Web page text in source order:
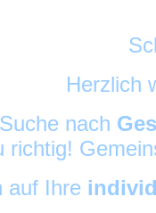
Herzlich
nach
richtig!
auf Ihre